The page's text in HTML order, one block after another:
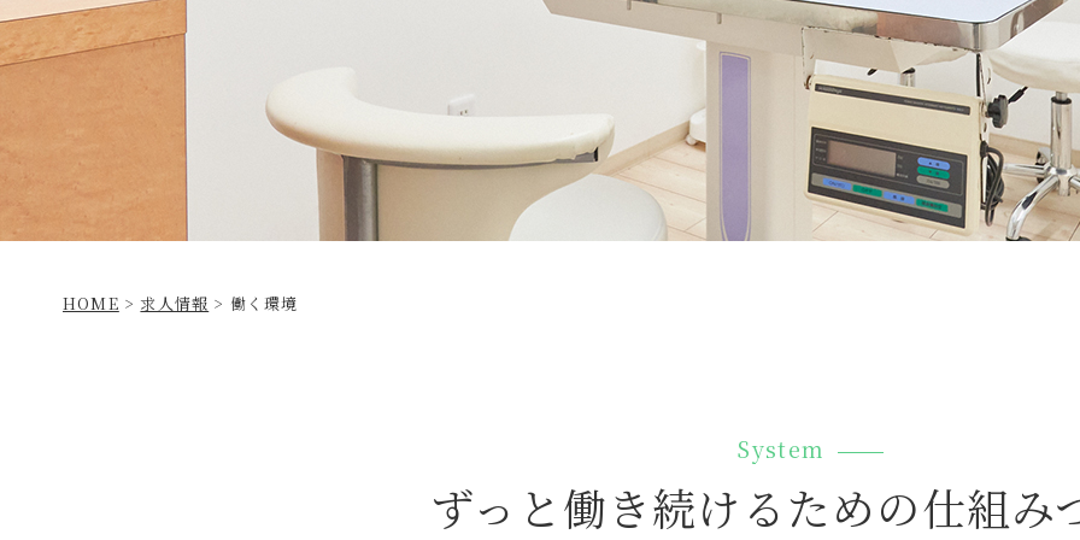
HOME > 求人情報 > 働く環境
System
ずっと働き続けるための仕組み